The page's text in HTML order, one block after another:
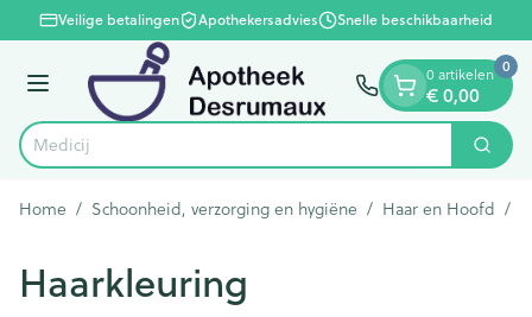
Ga naar de inhoud
1 van 1Veilige betalingen Apothekersadvies Snelle beschikbaarheid
Menu
Product, merk, categorie...
V Zoek
0 artikelen
€ 0,00
0
Home / Schoonheid, verzorging en hygiëne / Haar en Hoofd /
Haarkleuring